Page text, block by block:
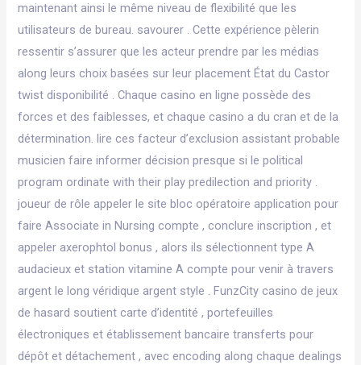
maintenant ainsi le même niveau de flexibilité que les
utilisateurs de bureau. savourer . Cette expérience pèlerin
ressentir s’assurer que les acteur prendre par les médias
along leurs choix basées sur leur placement État du Castor
twist disponibilité . Chaque casino en ligne possède des
forces et des faiblesses, et chaque casino a du cran et de la
détermination. lire ces facteur d’exclusion assistant probable
musicien faire informer décision presque si le political
program ordinate with their play predilection and priority .
joueur de rôle appeler le site bloc opératoire application pour
faire Associate in Nursing compte , conclure inscription , et
appeler axerophtol bonus , alors ils sélectionnent type A
audacieux et station vitamine A compte pour venir à travers
argent le long véridique argent style . FunzCity casino de jeux
de hasard soutient carte d’identité , portefeuilles
électroniques et établissement bancaire transferts pour
dépôt et détachement , avec encoding along chaque dealings